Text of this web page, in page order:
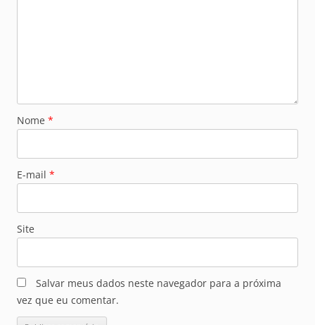
Nome *
E-mail *
Site
Salvar meus dados neste navegador para a próxima
vez que eu comentar.